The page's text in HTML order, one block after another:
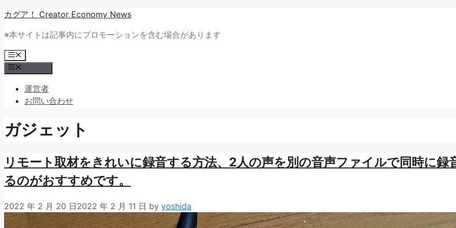
コ
テ
ン
ツ
へ
プ
カグア！ Creator Economy News
※本サイトは記事内にプロモーションを含む場合があります
メ
ニ
ュ
運営者
お問い合わせ
ガジェット
リモート取材をきれいに録音する方法、2人の声を別の音声ファイルで同時に録
るのがおすすめです。
2022 年 2 月 20 日2022 年 2 月 11 日 by yoshida